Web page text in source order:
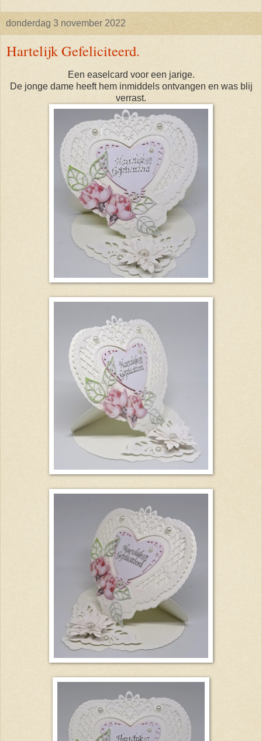
donderdag 3 november 2022
Hartelijk Gefeliciteerd.
Een easelcard voor een jarige.
De jonge dame heeft hem inmiddels ontvangen en was blij
verrast.